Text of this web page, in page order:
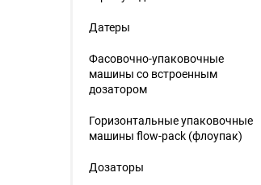
Датеры
Фасовочно-упаковочные
машины со встроенным
дозатором
Горизонтальные упаковочные
машины flow-pack (флоупак)
Дозаторы